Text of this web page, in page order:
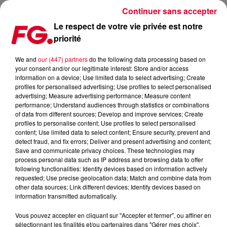
21 JUIN : L'ÉLYSÉE CHOISIT L’AGENCE FG POUR LE CLOSING
Publié : 31 décembre 2024 à 15h57 par Alexandre MAZERE
À l’occasion de la Fête de la Musique 2024, vendredi 21
juin, l'Élysée a confié à l'Agence FG la programmation du
closing électro de l'événement.
L’Agence FG est l’agence de conseil artistique et
évènementielle de la Maison FG.
Le respect de votre vie privée est notre
priorité
We and our (447) partnersdo the following data processing based on
your consent and/or our legitimate interest: Store and/or access
information on a device; Use limited data to select advertising; Create
profiles for personalised advertising; Use profiles to select personalised
advertising; Measure advertising performance; Measure content
performance; Understand audiences through statistics or combinations
of data from different sources; Develop and improve services; Create
profiles to personalise content; Use profiles to select personalised
content; Use limited data to select content; Ensure security, prevent and
detect fraud, and fix errors; Deliver and present advertising and content;
Save and communicate privacy choices. These technologies may
process personal data such as IP address and browsing data to offer
following functionalities: Identify devices based on information actively
requested; Use precise geolocation data; Match and combine data from
other data sources; Link different devices; Identify devices based on
information transmitted automatically.
Vous pouvez accepter en cliquant sur "Accepter et fermer", ou affiner en
sélectionnant les finalités et/ou partenaires dans "Gérer mes choix".
Continuer sans accepter